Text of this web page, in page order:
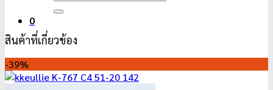
0
สินค้าที่เกี่ยวข้อง
-39%